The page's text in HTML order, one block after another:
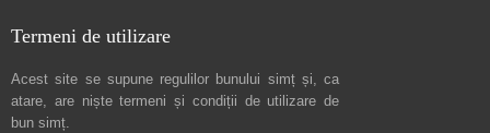
Termeni de utilizare
Acest site se supune regulilor bunului simț și, ca
atare, are niștetermeni și condiții de utilizare de
bun simț.